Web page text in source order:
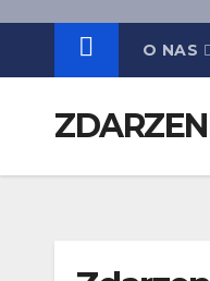
O NAS